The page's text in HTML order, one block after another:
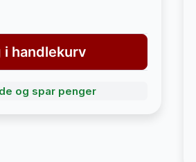
i handlekurv
og spar penger